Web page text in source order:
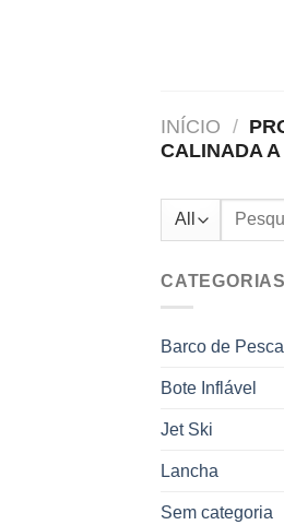
INÍCIO /
CALINADA A
Barco de Pesca
Bote Inflável
Jet Ski
Lancha
Sem categoria